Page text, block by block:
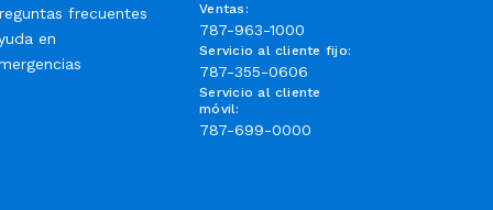
frecuentes
en
Ventas:
787-963-1000
Servicio al cliente fijo:
787-355-0606
Servicio al cliente
móvil:
787-699-0000